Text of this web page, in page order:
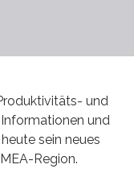
und
und
sein neues
Region.